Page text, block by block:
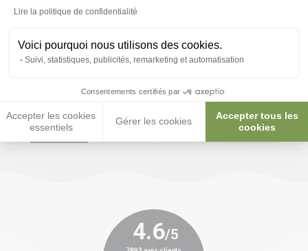
Lire la politique de confidentialité
Voici pourquoi nous utilisons des cookies.
Suivi, statistiques, publicités, remarketing et automatisation
Consentements certifiés par
Accepter les cookies
essentiels
Gérer les cookies
Accepter tous les
cookies